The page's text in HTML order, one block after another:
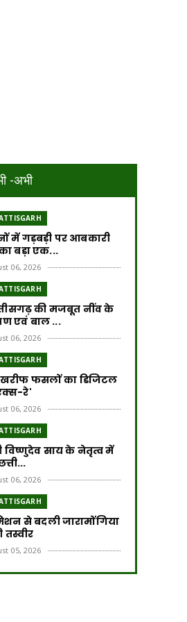
-अभी
में गड़बड़ी पर आबकारी
बड़ा एक...
06, 2026
की मजबूत नींव के
एवं बाल ...
06, 2026
खरीफ फसलों का डिजिटल
रे'
06, 2026
विष्णुदेव साय के नेतृत्व में
06, 2026
से बदली जारामोंगिया
तस्वीर
05, 2026